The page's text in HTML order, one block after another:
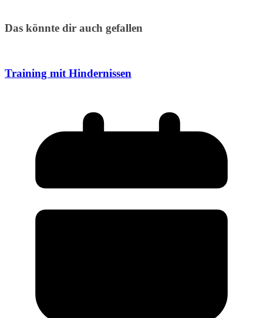
Das könnte dir auch gefallen
Training mit Hindernissen